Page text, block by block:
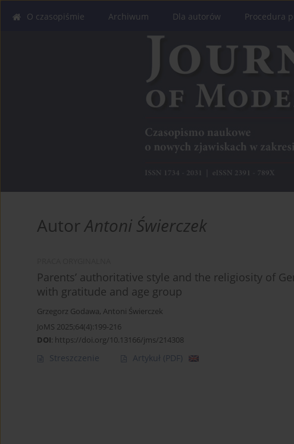
O czasopiśmie Archiwum Dla autorów Procedura
AutorAntoni Świerczek
Parents’ authoritative style and the religiosity of
with gratitude and age group
Grzegorz Godawa, Antoni Świerczek
JoMS 2025;64(4):199-216
DOI: https://doi.org/10.13166/jms/214308
Streszczenie Artykuł (PDF)